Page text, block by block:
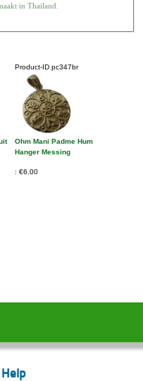
in Thailand.
Product-ID pc347br
Ohm Mani Padme Hum
Hanger Messing
€6.00
Help